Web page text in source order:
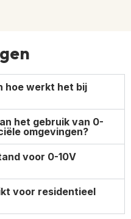
hoe werkt het bij
het gebruik van 0-
omgevingen?
voor 0-10V
voor residentieel